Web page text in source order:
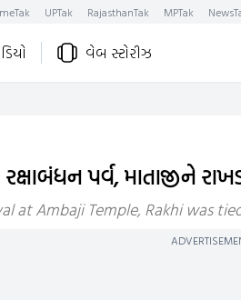
UPTak RajasthanTak MPTak
વેબ સ્ટોરીઝ
પર્વ, માતાજીને
at Ambaji Temple, Rakhi was